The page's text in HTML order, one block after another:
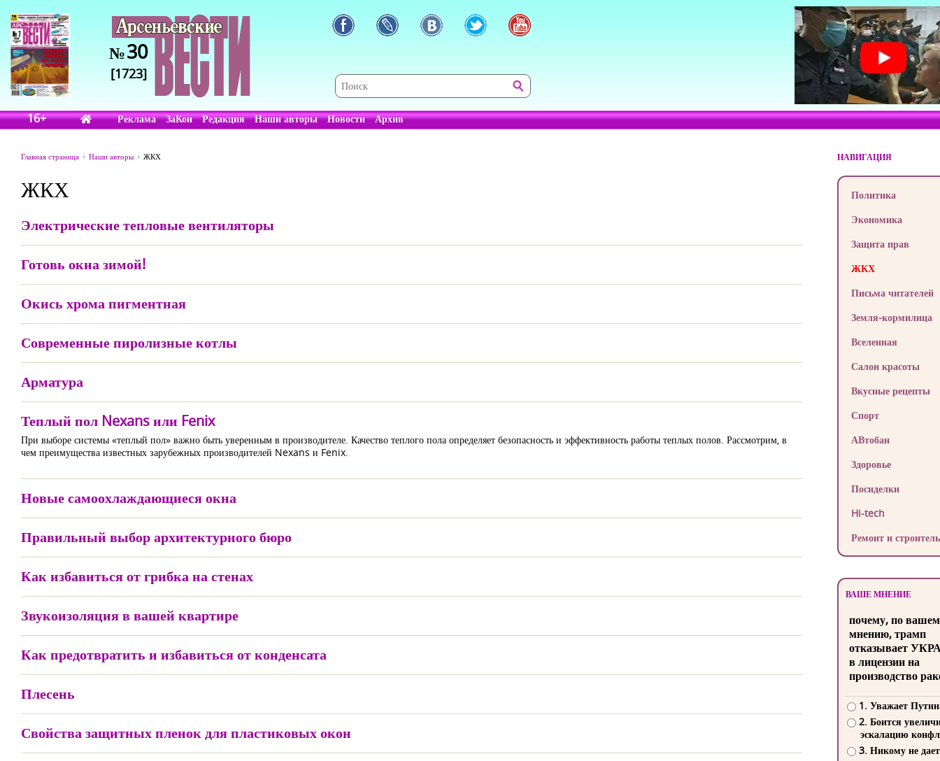
№30
[1723]
16+ Реклама ЗаКон Редакция Наши авторы Новости Архив
Главная страница Наши авторы ЖКХ
ЖКХ
Электрические тепловые вентиляторы
Готовь окна зимой!
Окись хрома пигментная
Современные пиролизные котлы
Арматура
Теплый пол Nexans или Fenix
При выборе системы «теплый пол» важно быть уверенным в производителе. Качество теплого пола определяет безопасность и эффективность работы теплых полов. Рассмотрим, в
чем преимущества известных зарубежных производителей Nexans и Fenix.
Новые самоохлаждающиеся окна
Правильный выбор архитектурного бюро
Как избавиться от грибка на стенах
Звукоизоляция в вашей квартире
Как предотвратить и избавиться от конденсата
Плесень
Свойства защитных пленок для пластиковых окон
НАВИГАЦИЯ
Политика
Экономика
Защита прав
ЖКХ
Письма читателей
Земля-кормилица
Вселенная
Салон красоты
Вкусные рецепты
Спорт
АВтобан
Здоровье
Посиделки
Hi-tech
Ремонт и
ВАШЕ МНЕНИЕ
почему, по
мнению, трамп
отказывает
в лицензии на
производство
1. Уважает
2. Боится
эскалацию
3. Никому не